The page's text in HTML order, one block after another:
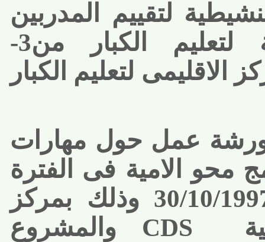
لتقييم المدربين
بالهيئة العامة لتعليم الكبار من3-
الاقليمى لتعليم الكبار
عمل حول مهارات
الامية فى الفترة
من 27 الى 30/10/1997 وذلك بمركز
CDS
والمشروع